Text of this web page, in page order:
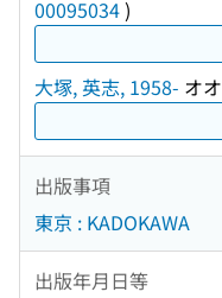
00095034)
大塚, 英志, 1958- オ
出版事項
東京 : KADOKAWA
出版年月日等